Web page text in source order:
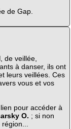
de Gap.
de veillée,
à danser, ils ont
leurs veillées. Ces
vous et vos
pour accéder à
O. ; si non